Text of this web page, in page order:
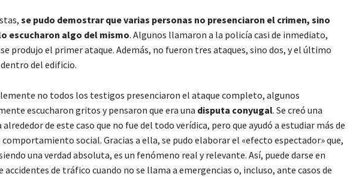
se pudo demostrar que varias personas no presenciaron el crimen, sino
escucharon algo del mismo. Algunos llamaron a la policía casi de inmediato,
produjo el primer ataque. Además, no fueron tres ataques, sino dos, y el último
del edificio.
no todos los testigos presenciaron el ataque completo, algunos
escucharon gritos y pensaron que era una disputa conyugal. Se creó una
de este caso que no fue del todo verídica, pero que ayudó a estudiar más de
comportamiento social. Gracias a ella, se pudo elaborar el «efecto espectador» que,
una verdad absoluta, es un fenómeno real y relevante. Así, puede darse en
accidentes de tráfico cuando no se llama a emergencias o, incluso, ante casos de